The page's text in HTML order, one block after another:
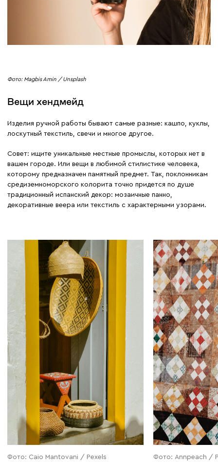
Фото: Magbis Amin / Unsplash
Вещи хендмейд
Изделия ручной работы бывают самые разные: кашпо, куклы,
лоскутный текстиль, свечи и многое другое.
Совет: ищите уникальные местные промыслы, которых нет в
вашем городе. Или вещи в любимой стилистике человека,
которому предназначен памятный предмет. Так, поклонникам
средиземноморского колорита точно придется по душе
традиционный испанский декор: мозаичные панно,
декоративные веера или текстиль с характерными узорами.
Фото: Сaio Mantovani / Pexels Фото: Annpeach /